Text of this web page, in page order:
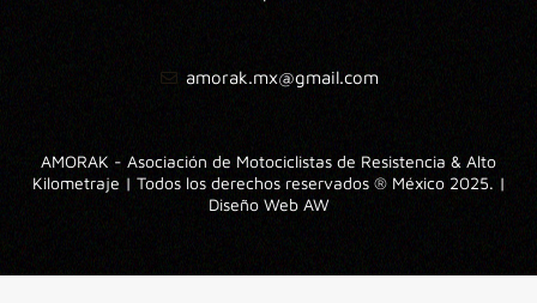
amorak.mx@gmail.com
AMORAK - Asociación de Motociclistas de Resistencia & Alto
Kilometraje | Todos los derechos reservados ® México 2025. |
Diseño Web AW